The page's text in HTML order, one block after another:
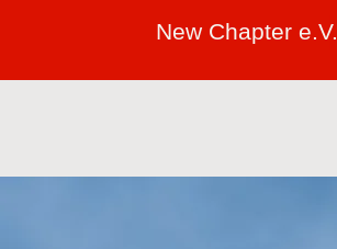
New Chapter e.V.